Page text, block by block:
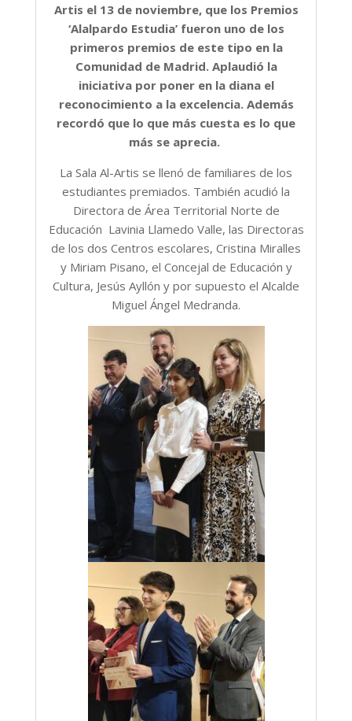
Artis el 13 de noviembre, que los Premios
‘Alalpardo Estudia’ fueron uno de los
primeros premios de este tipo en la
Comunidad de Madrid. Aplaudió la
iniciativa por poner en la diana el
reconocimiento a la excelencia. Además
recordó que lo que más cuesta es lo que
más se aprecia.
La Sala Al-Artis se llenó de familiares de los
estudiantes premiados. También acudió la
Directora de Área Territorial Norte de
Educación Lavinia Llamedo Valle, las Directoras
de los dos Centros escolares, Cristina Miralles
y Miriam Pisano, el Concejal de Educación y
Cultura, Jesús Ayllón y por supuesto el Alcalde
Miguel Ángel Medranda.